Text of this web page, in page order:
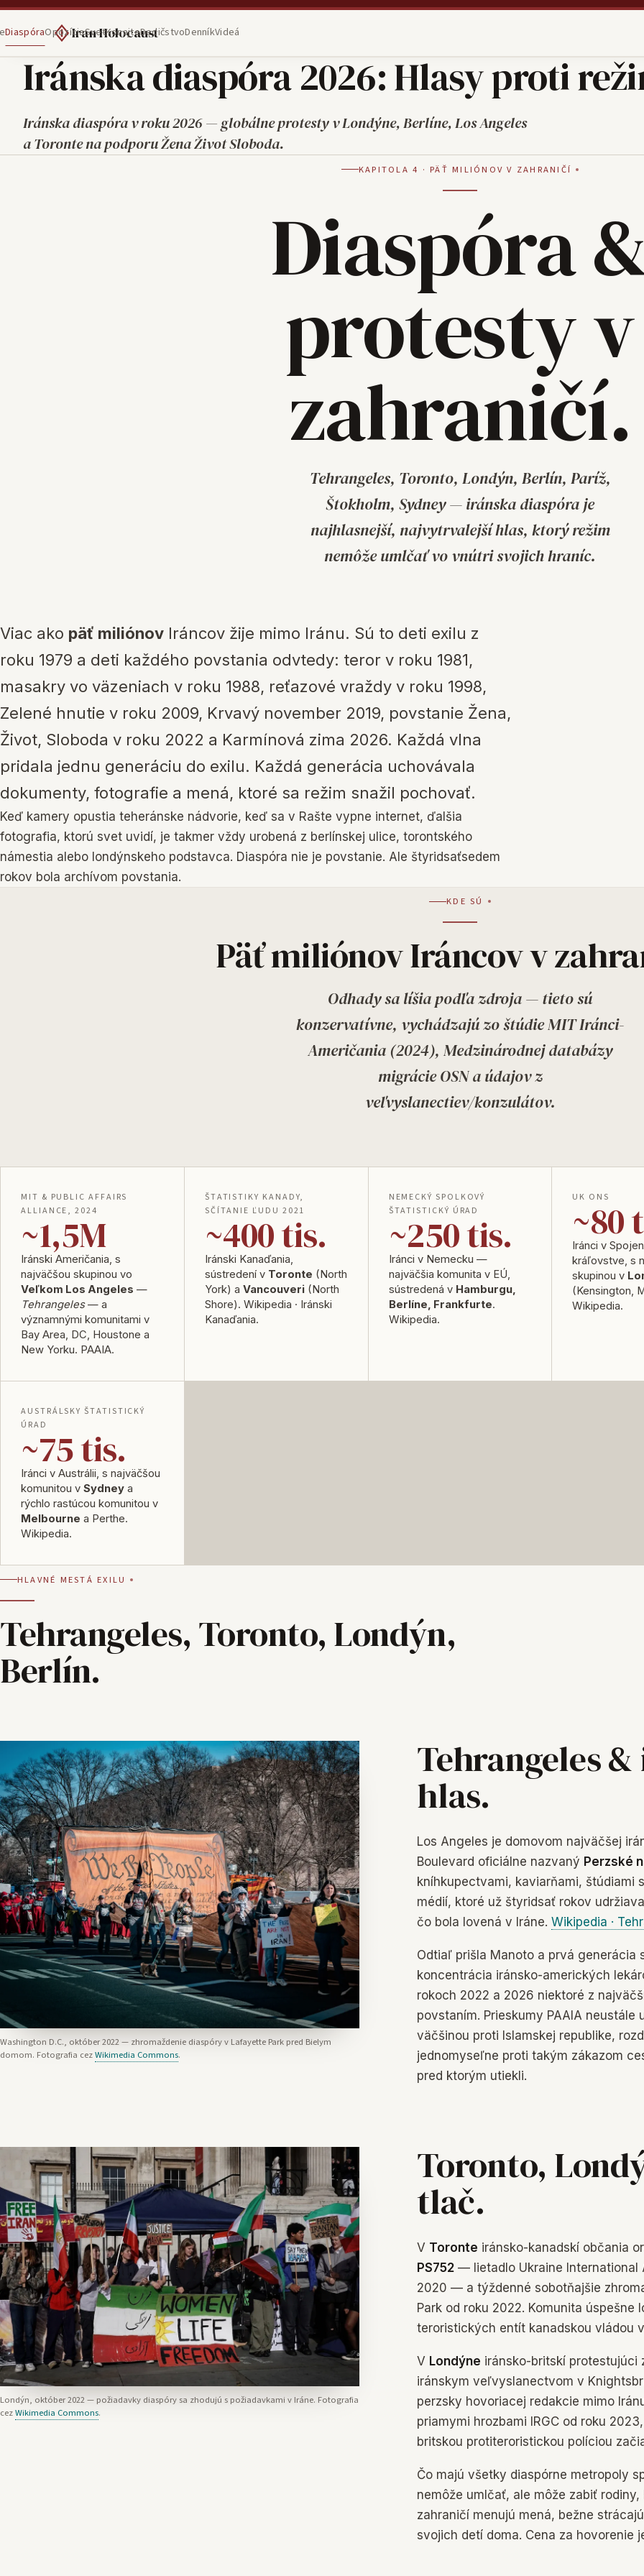
Iran Holocaust
DiaspóraOpozíciaSvetKonajteDedičstvoDenníkVideá
Iránska diaspóra 2026: Hlasy proti
Iránska diaspóra v roku 2026 — globálne protesty v Londýne, Berlíne, Los Angeles
a Toronte na podporu Žena Život Sloboda.
KAPITOLA 4 · PÄŤ MILIÓNOV V ZAHRANIČÍ
Diaspóra
protesty v
zahraničí.
Tehrangeles, Toronto, Londýn, Berlín, Paríž,
Štokholm, Sydney — iránska diaspóra je
najhlasnejší, najvytrvalejší hlas, ktorý režim
nemôže umlčať vo vnútri svojich hraníc.
Viac ako päť miliónov Iráncov žije mimo Iránu. Sú to deti exilu z
roku 1979 a deti každého povstania odvtedy: teror v roku 1981,
masakry vo väzeniach v roku 1988, reťazové vraždy v roku 1998,
Zelené hnutie v roku 2009, Krvavý november 2019, povstanie Žena,
Život, Sloboda v roku 2022 a Karmínová zima 2026. Každá vlna
pridala jednu generáciu do exilu. Každá generácia uchovávala
dokumenty, fotografie a mená, ktoré sa režim snažil pochovať.
Keď kamery opustia teheránske nádvorie, keď sa v Rašte vypne internet, ďalšia
fotografia, ktorú svet uvidí, je takmer vždy urobená z berlínskej ulice, torontského
námestia alebo londýnskeho podstavca. Diaspóra nie je povstanie. Ale štyridsaťsedem
rokov bola archívom povstania.
KDE SÚ
Päť miliónov Iráncov v
Odhady sa líšia podľa zdroja — tieto sú
konzervatívne, vychádzajú zo štúdie MIT Iránci-
Američania (2024), Medzinárodnej databázy
migrácie OSN a údajov z
veľvyslanectiev/konzulátov.
MIT & PUBLIC AFFAIRS
ALLIANCE, 2024
~1,5M
Iránski Američania, s
najväčšou skupinou vo
Veľkom Los Angeles —
Tehrangeles— a
významnými komunitami v
Bay Area, DC, Houstone a
New Yorku. PAAIA.
ŠTATISTIKY KANADY,
SČÍTANIE ĽUDU 2021
~400 tis.
Iránski Kanaďania,
sústredení v Toronte (North
York) a Vancouveri(North
Shore). Wikipedia · Iránski
Kanaďania.
NEMECKÝ SPOLKOVÝ
ŠTATISTICKÝ ÚRAD
~250 tis.
Iránci v Nemecku —
najväčšia komunita v EÚ,
sústredená v Hamburgu,
Berlíne, Frankfurte.
Wikipedia.
UK ONS
~80
Iránci v
kráľovstve, s
skupinou v
(Kensington,
Wikipedia.
AUSTRÁLSKY ŠTATISTICKÝ
ÚRAD
~75 tis.
Iránci v Austrálii, s najväčšou
komunitou v Sydney a
rýchlo rastúcou komunitou v
Melbourne a Perthe.
Wikipedia.
HLAVNÉ MESTÁ EXILU
Tehrangeles, Toronto, Londýn,
Berlín.
Washington D.C., október 2022 — zhromaždenie diaspóry v Lafayette Park pred Bielym
domom. Fotografia cezWikimedia Commons.
Tehrangeles
hlas.
Los Angeles je domovom najväčšej
Boulevard oficiálne nazvaný Perzské
kníhkupectvami, kaviarňami, štúdiami
médií, ktoré už štyridsať rokov
čo bola lovená v Iráne. Wikipedia ·
Odtiaľ prišla Manoto a prvá generácia
koncentrácia iránsko-amerických
rokoch 2022 a 2026 niektoré z
povstaním. Prieskumy PAAIA
väčšinou proti Islamskej republike,
jednomyseľne proti takým zákazom
pred ktorým utiekli.
Toronto,
tlač.
V Toronte iránsko-kanadskí občania
PS752 — lietadlo Ukraine International
2020 — a týždenné sobotňajšie
Park od roku 2022. Komunita úspešne
teroristických entít kanadskou vládou
V Londýne iránsko-britskí protestujúci
iránskym veľvyslanectvom v
perzsky hovoriacej redakcie mimo
priamymi hrozbami IRGC od roku
britskou protiteroristickou políciou
Čo majú všetky diaspórne metropoly
nemôže umlčať, ale môže zabiť
zahraničí menujú mená, bežne
svojich detí doma. Cena za hovorenie
Londýn, október 2022 — požiadavky diaspóry sa zhodujú s požiadavkami v Iráne. Fotografia
cezWikimedia Commons.